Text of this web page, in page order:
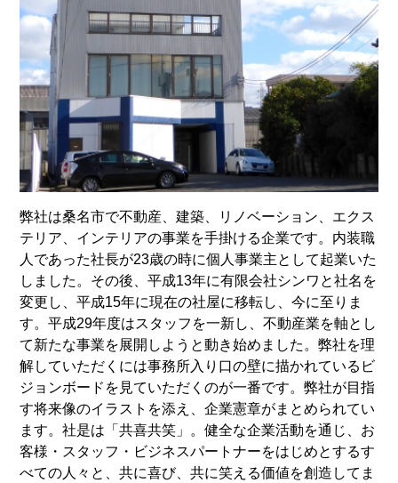
弊社は桑名市で不動産、建築、リノベーション、エクス
テリア、インテリアの事業を手掛ける企業です。内装職
人であった社長が23歳の時に個人事業主として起業いた
しました。その後、平成13年に有限会社シンワと社名を
変更し、平成15年に現在の社屋に移転し、今に至りま
す。平成29年度はスタッフを一新し、不動産業を軸とし
て新たな事業を展開しようと動き始めました。弊社を理
解していただくには事務所入り口の壁に描かれているビ
ジョンボードを見ていただくのが一番です。弊社が目指
す将来像のイラストを添え、企業憲章がまとめられてい
ます。社是は「共喜共笑」。健全な企業活動を通じ、お
客様・スタッフ・ビジネスパートナーをはじめとするす
べての人々と、共に喜び、共に笑える価値を創造してま